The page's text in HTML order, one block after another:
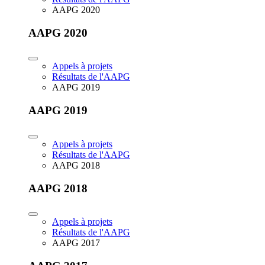
AAPG 2020
AAPG 2020
Appels à projets
Résultats de l'AAPG
AAPG 2019
AAPG 2019
Appels à projets
Résultats de l'AAPG
AAPG 2018
AAPG 2018
Appels à projets
Résultats de l'AAPG
AAPG 2017